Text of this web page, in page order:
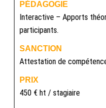
PÉDAGOGIE
Interactive – Apports
participants.
SANCTION
Attestation de
PRIX
450 € ht / stagiaire